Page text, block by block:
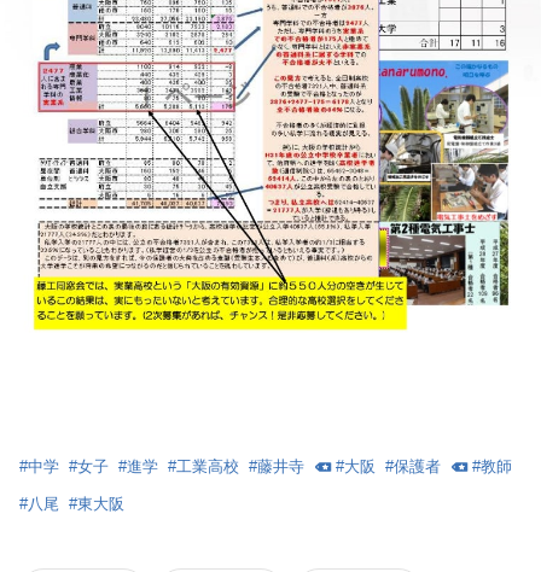
#中学 #女子 #進学 #工業高校 #藤井寺 #大阪 #保護者 #教師
#八尾 #東大阪